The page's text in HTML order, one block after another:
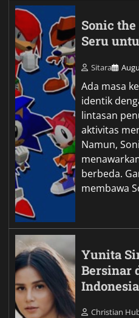
Sonic
Seru
Sitara
Ada masa
identik
lintasan
aktivitas
Namun,
berbeda.
membawa
Yunita
Bersinar
Indonesia
Christian